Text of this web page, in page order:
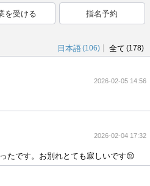
を受ける 指名予約
日本語(106) 全て (178)
2026-02-05 14:56
2026-02-04 17:32
たです。お別れとても寂しいです😔